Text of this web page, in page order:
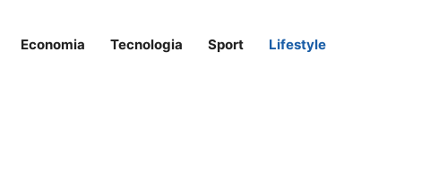
Economia Tecnologia Sport Lifestyle